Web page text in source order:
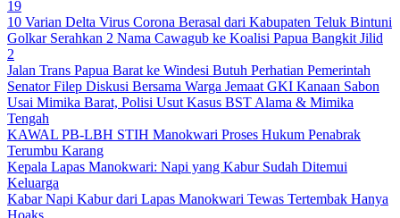
19
10 Varian Delta Virus Corona Berasal dari Kabupaten Teluk Bintuni
Golkar Serahkan 2 Nama Cawagub ke Koalisi Papua Bangkit Jilid
2
Jalan Trans Papua Barat ke Windesi Butuh Perhatian Pemerintah
Senator Filep Diskusi Bersama Warga Jemaat GKI Kanaan Sabon
Usai Mimika Barat, Polisi Usut Kasus BST Alama & Mimika
Tengah
KAWAL PB-LBH STIH Manokwari Proses Hukum Penabrak
Terumbu Karang
Kepala Lapas Manokwari: Napi yang Kabur Sudah Ditemui
Keluarga
Kabar Napi Kabur dari Lapas Manokwari Tewas Tertembak Hanya
Hoaks